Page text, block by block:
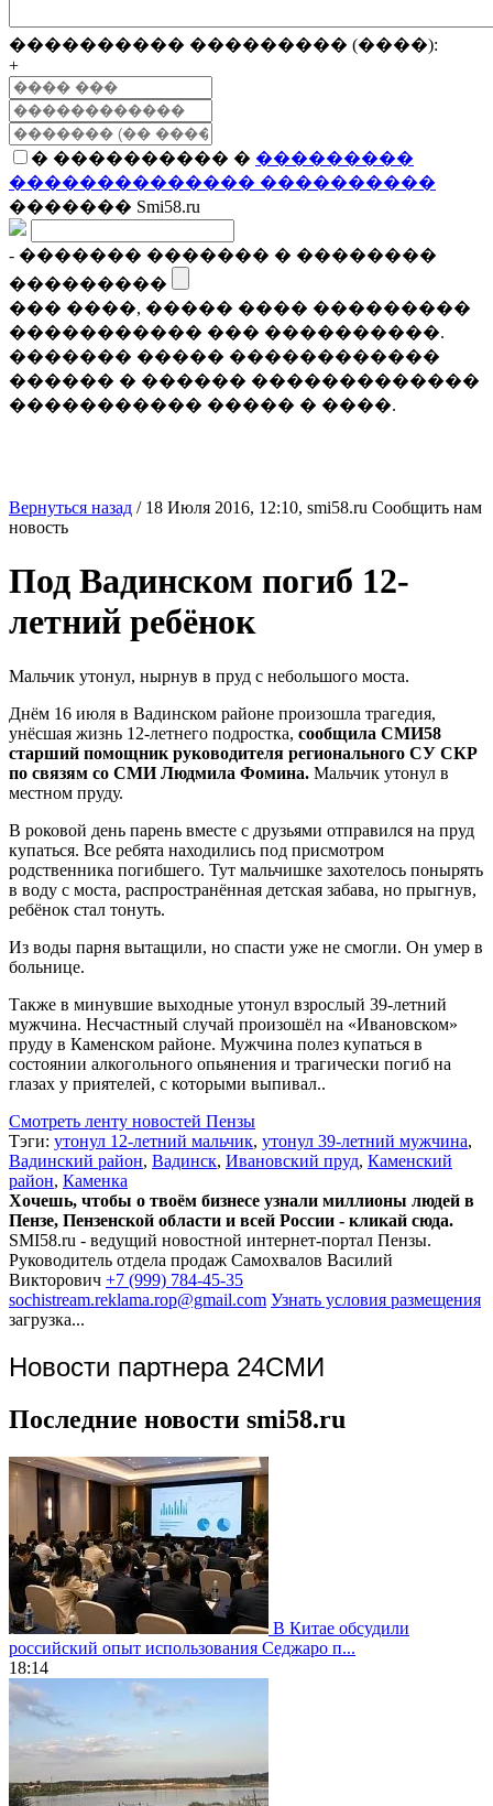
���������� ��������� (����):
+
� ���������� � ���������
�������������� ����������
������� Smi58.ru
- ������� ������� � ��������
���������
��� ����, ����� ���� ���������
����������� ��� ����������.
������� ����� ������������
������ � ������ �������������
����������� ����� � ����.
Вернуться назад / 18 Июля 2016, 12:10, smi58.ru Сообщить нам
новость
Под Вадинском погиб 12-
летний ребёнок
Мальчик утонул, нырнув в пруд с небольшого моста.
Днём 16 июля в Вадинском районе произошла трагедия,
унёсшая жизнь 12-летнего подростка, сообщила СМИ58
старший помощник руководителя регионального СУ СКР
по связям со СМИ Людмила Фомина. Мальчик утонул в
местном пруду.
В роковой день парень вместе с друзьями отправился на пруд
купаться. Все ребята находились под присмотром
родственника погибшего. Тут мальчишке захотелось понырять
в воду с моста, распространённая детская забава, но прыгнув,
ребёнок стал тонуть.
Из воды парня вытащили, но спасти уже не смогли. Он умер в
больнице.
Также в минувшие выходные утонул взрослый 39-летний
мужчина. Несчастный случай произошёл на «Ивановском»
пруду в Каменском районе. Мужчина полез купаться в
состоянии алкогольного опьянения и трагически погиб на
глазах у приятелей, с которыми выпивал..
Смотреть ленту новостей Пензы
Тэги: утонул 12-летний мальчик, утонул 39-летний мужчина,
Вадинский район, Вадинск, Ивановский пруд, Каменский
район, Каменка
Хочешь, чтобы о твоём бизнесе узнали миллионы людей в
Пензе, Пензенской области и всей России - кликай сюда.
SMI58.ru - ведущий новостной интернет-портал Пензы.
Руководитель отдела продаж Самохвалов Василий
Викторович +7 (999) 784-45-35
sochistream.reklama.rop@gmail.com Узнать условия размещения
загрузка...
Новости партнера 24СМИ
Последние новости smi58.ru
В Китае обсудили
российский опыт использования Седжаро п...
18:14